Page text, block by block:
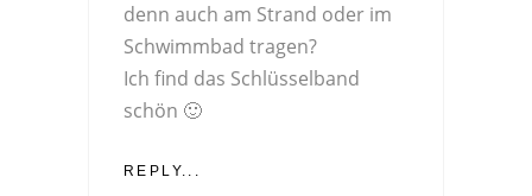
denn auch am Strand oder im
Schwimmbad tragen?
Ich find das Schlüsselband
schön 🙂
REPLY...